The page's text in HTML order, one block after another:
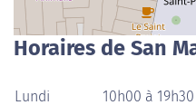
Horaires de San
Lundi
10h00 à 19h30